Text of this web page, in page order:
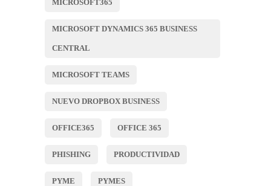
MICROSOFT365
MICROSOFT DYNAMICS 365 BUSINESS
CENTRAL
MICROSOFT TEAMS
NUEVO DROPBOX BUSINESS
OFFICE365 OFFICE 365
PHISHING PRODUCTIVIDAD
PYME PYMES